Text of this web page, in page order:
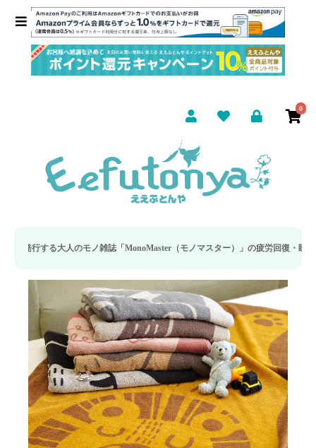
0
（モノマスター）」の疲労回復・睡眠の向上特集に当社のリカバリー枕